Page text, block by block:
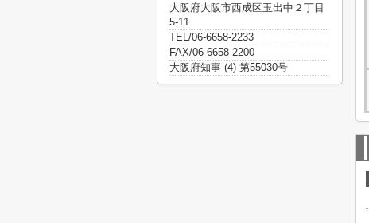
大阪府大阪市西成区玉出中２丁目
5-11
TEL/06-6658-2233
FAX/06-6658-2200
大阪府知事 (4) 第55030号